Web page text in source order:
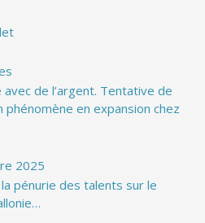
avec de l’argent. Tentative de
phénomène en expansion chez
2025
pénurie des talents sur le